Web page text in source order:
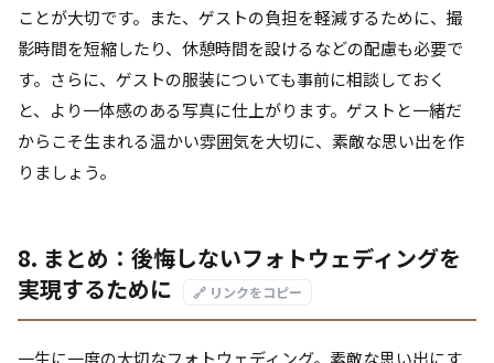
ことが大切です。また、ゲストの負担を軽減するために、撮
影時間を短縮したり、休憩時間を設けるなどの配慮も必要で
す。さらに、ゲストの服装についても事前に相談しておく
と、より一体感のある写真に仕上がります。ゲストと一緒だ
からこそ生まれる温かい雰囲気を大切に、素敵な思い出を作
りましょう。
8. まとめ：後悔しないフォトウェディングを
実現するために
🔗 リンクをコピー
一生に一度の大切なフォトウェディング。素敵な思い出にす